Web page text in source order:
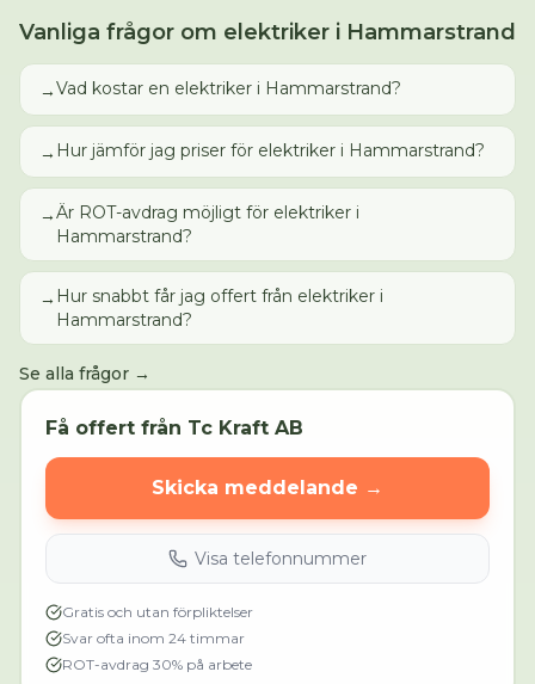
Vanliga frågor om elektriker i Hammarstrand
→Vad kostar en elektriker i Hammarstrand?
→ Hur jämför jag priser för elektriker i Hammarstrand?
→Är ROT-avdrag möjligt för elektriker i
Hammarstrand?
→ Hur snabbt får jag offert från elektriker i
Hammarstrand?
Se alla frågor →
Få offert från Tc Kraft AB
Skicka meddelande →
Visa telefonnummer
Gratis och utan förpliktelser
Svar ofta inom 24 timmar
ROT-avdrag 30% på arbete